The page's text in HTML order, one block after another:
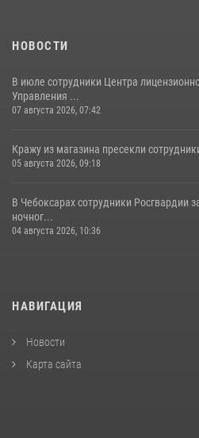
НОВОСТИ
В июле сотрудники Центра
Управления ...
07 августа 2026, 07:42
Кражу из магазина пресекли
05 августа 2026, 09:18
В Чебоксарах сотрудники Росгвардии
ночног...
04 августа 2026, 10:36
НАВИГАЦИЯ
Новости
Карта сайта